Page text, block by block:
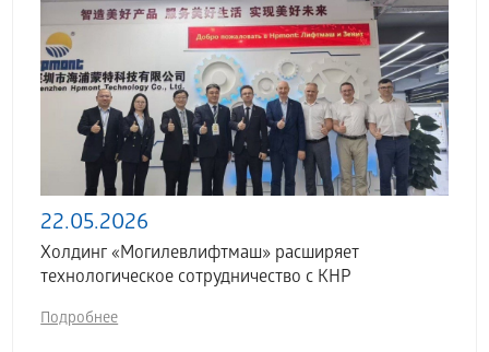
22.05.2026
Холдинг «Могилевлифтмаш» расширяет
технологическое сотрудничество с КНР
Подробнее